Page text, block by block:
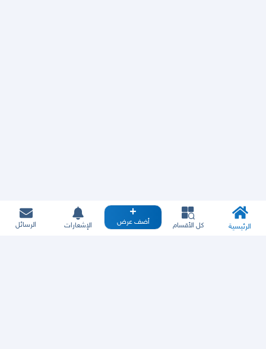
الرئيسية كل الأقسام أضف عرض الإشعارات الرسائل